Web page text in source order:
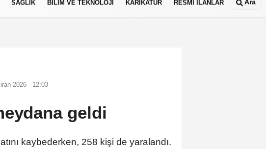
SAĞLIK BİLİM VE TEKNOLOJİ KARİKATÜR RESMİ İLANLAR Ara
2026 - 12:03
geldi
kaybederken, 258 kişi de yaralandı.